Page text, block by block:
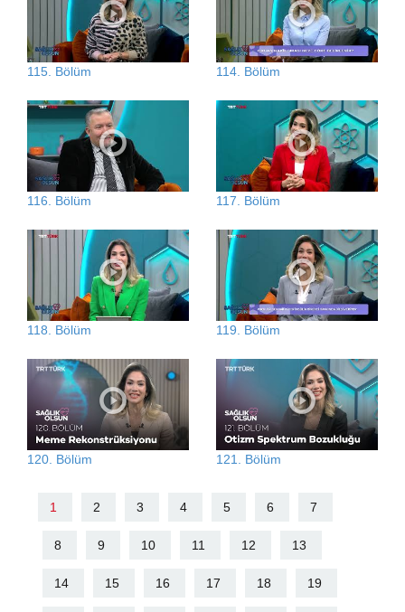
115. Bölüm 114. Bölüm
116. Bölüm 117. Bölüm
118. Bölüm 119. Bölüm
120. Bölüm 121. Bölüm
1 2 3 4 5 6 7
8 9 10 11 12 13
14 15 16 17 18 19